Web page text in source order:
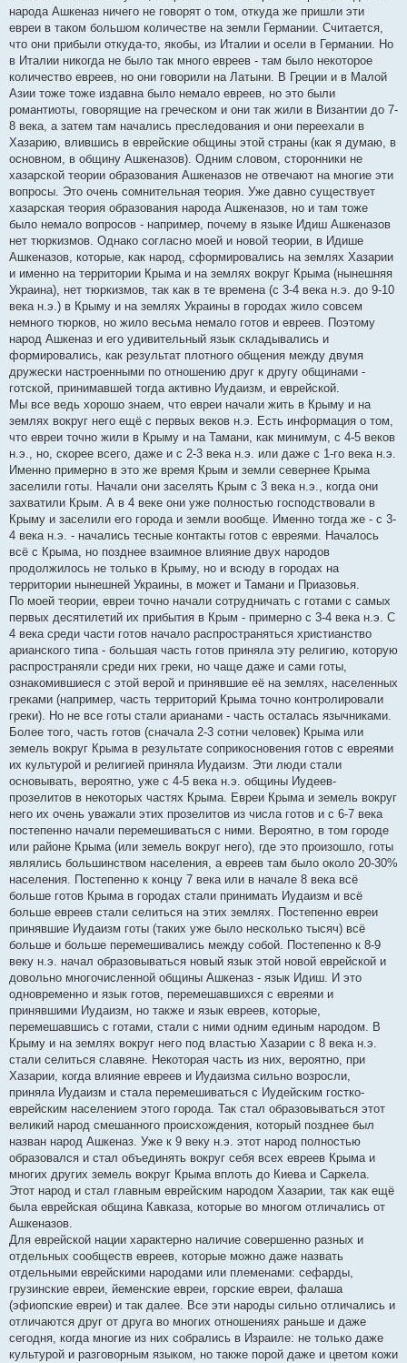
народа Ашкеназ ничего не говорят о том, откуда же пришли эти
евреи в таком большом количестве на земли Германии. Считается,
что они прибыли откуда-то, якобы, из Италии и осели в Германии. Но
в Италии никогда не было так много евреев - там было некоторое
количество евреев, но они говорили на Латыни. В Греции и в Малой
Азии тоже тоже издавна было немало евреев, но это были
романтиоты, говорящие на греческом и они так жили в Византии до 7-
8 века, а затем там начались преследования и они переехали в
Хазарию, влившись в еврейские общины этой страны (как я думаю, в
основном, в общину Ашкеназов). Одним словом, сторонники не
хазарской теории образования Ашкеназов не отвечают на многие эти
вопросы. Это очень сомнительная теория. Уже давно существует
хазарская теория образования народа Ашкеназов, но и там тоже
было немало вопросов - например, почему в языке Идиш Ашкеназов
нет тюркизмов. Однако согласно моей и новой теории, в Идише
Ашкеназов, которые, как народ, сформировались на землях Хазарии
и именно на территории Крыма и на землях вокруг Крыма (нынешняя
Украина), нет тюркизмов, так как в те времена (с 3-4 века н.э. до 9-10
века н.э.) в Крыму и на землях Украины в городах жило совсем
немного тюрков, но жило весьма немало готов и евреев. Поэтому
народ Ашкеназ и его удивительный язык складывались и
формировались, как результат плотного общения между двумя
дружески настроенными по отношению друг к другу общинами -
готской, принимавшей тогда активно Иудаизм, и еврейской.
Мы все ведь хорошо знаем, что евреи начали жить в Крыму и на
землях вокруг него ещё с первых веков н.э. Есть информация о том,
что евреи точно жили в Крыму и на Тамани, как минимум, с 4-5 веков
н.э., но, скорее всего, даже и с 2-3 века н.э. или даже с 1-го века н.э.
Именно примерно в это же время Крым и земли севернее Крыма
заселили готы. Начали они заселять Крым с 3 века н.э., когда они
захватили Крым. А в 4 веке они уже полностью господствовали в
Крыму и заселили его города и земли вообще. Именно тогда же - с 3-
4 века н.э. - начались тесные контакты готов с евреями. Началось
всё с Крыма, но позднее взаимное влияние двух народов
продолжилось не только в Крыму, но и всюду в городах на
территории нынешней Украины, в может и Тамани и Приазовья.
По моей теории, евреи точно начали сотрудничать с готами с самых
первых десятилетий их прибытия в Крым - примерно с 3-4 века н.э. С
4 века среди части готов начало распространяться христианство
арианского типа - большая часть готов приняла эту религию, которую
распространяли среди них греки, но чаще даже и сами готы,
ознакомившиеся с этой верой и принявшие её на землях, населенных
греками (например, часть территорий Крыма точно контролировали
греки). Но не все готы стали арианами - часть осталась язычниками.
Более того, часть готов (сначала 2-3 сотни человек) Крыма или
земель вокруг Крыма в результате соприкосновения готов с евреями
их культурой и религией приняла Иудаизм. Эти люди стали
основывать, вероятно, уже с 4-5 века н.э. общины Иудеев-
прозелитов в некоторых частях Крыма. Евреи Крыма и земель вокруг
него их очень уважали этих прозелитов из числа готов и с 6-7 века
постепенно начали перемешиваться с ними. Вероятно, в том городе
или районе Крыма (или земель вокруг него), где это произошло, готы
являлись большинством населения, а евреев там было около 20-30%
населения. Постепенно к концу 7 века или в начале 8 века всё
больше готов Крыма в городах стали принимать Иудаизм и всё
больше евреев стали селиться на этих землях. Постепенно евреи
принявшие Иудаизм готы (таких уже было несколько тысяч) всё
больше и больше перемешивались между собой. Постепенно к 8-9
веку н.э. начал образовываться новый язык этой новой еврейской и
довольно многочисленной общины Ашкеназ - язык Идиш. И это
одновременно и язык готов, перемешавшихся с евреями и
принявшими Иудаизм, но также и язык евреев, которые,
перемешавшись с готами, стали с ними одним единым народом. В
Крыму и на землях вокруг него под властью Хазарии с 8 века н.э.
стали селиться славяне. Некоторая часть из них, вероятно, при
Хазарии, когда влияние евреев и Иудаизма сильно возросли,
приняла Иудаизм и стала перемешиваться с Иудейским гостко-
еврейским населением этого города. Так стал образовываться этот
великий народ смешанного происхождения, который позднее был
назван народ Ашкеназ. Уже к 9 веку н.э. этот народ полностью
образовался и стал объединять вокруг себя всех евреев Крыма и
многих других земель вокруг Крыма вплоть до Киева и Саркела.
Этот народ и стал главным еврейским народом Хазарии, так как ещё
была еврейская община Кавказа, которые во многом отличались от
Ашкеназов.
Для еврейской нации характерно наличие совершенно разных и
отдельных сообществ евреев, которые можно даже назвать
отдельными еврейскими народами или племенами: сефарды,
грузинские евреи, йеменские евреи, горские евреи, фалаша
(эфиопские евреи) и так далее. Все эти народы сильно отличались и
отличаются друг от друга во многих отношениях раньше и даже
сегодня, когда многие из них собрались в Израиле: не только даже
культурой и разговорным языком, но также порой даже и цветом кожи